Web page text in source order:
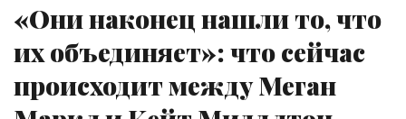
«Они наконец нашли то, что
их объединяет»: что сейчас
происходит между Меган